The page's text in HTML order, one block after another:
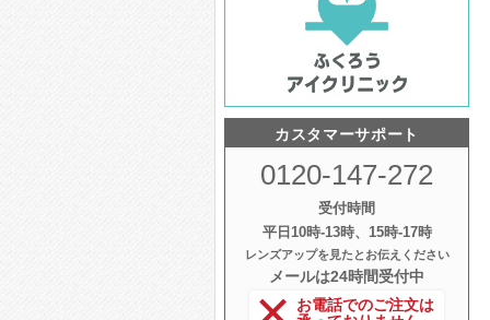
カスタマーサポート
0120-147-272
受付時間
平日10時‐13時、15時‐17時
レンズアップを見たとお伝えください
メールは24時間受付中
お電話でのご注文は